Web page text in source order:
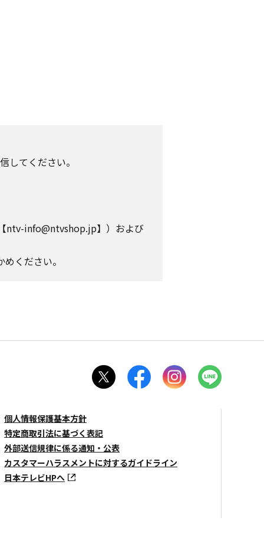
してください。
ntv-info@ntvshop.jp】）および
ください。
個人情報保護基本方針
特定商取引法に基づく表記
外部送信規律に係る通知・公表
カスタマーハラスメントに対するガイドライン
日本テレビHPへ